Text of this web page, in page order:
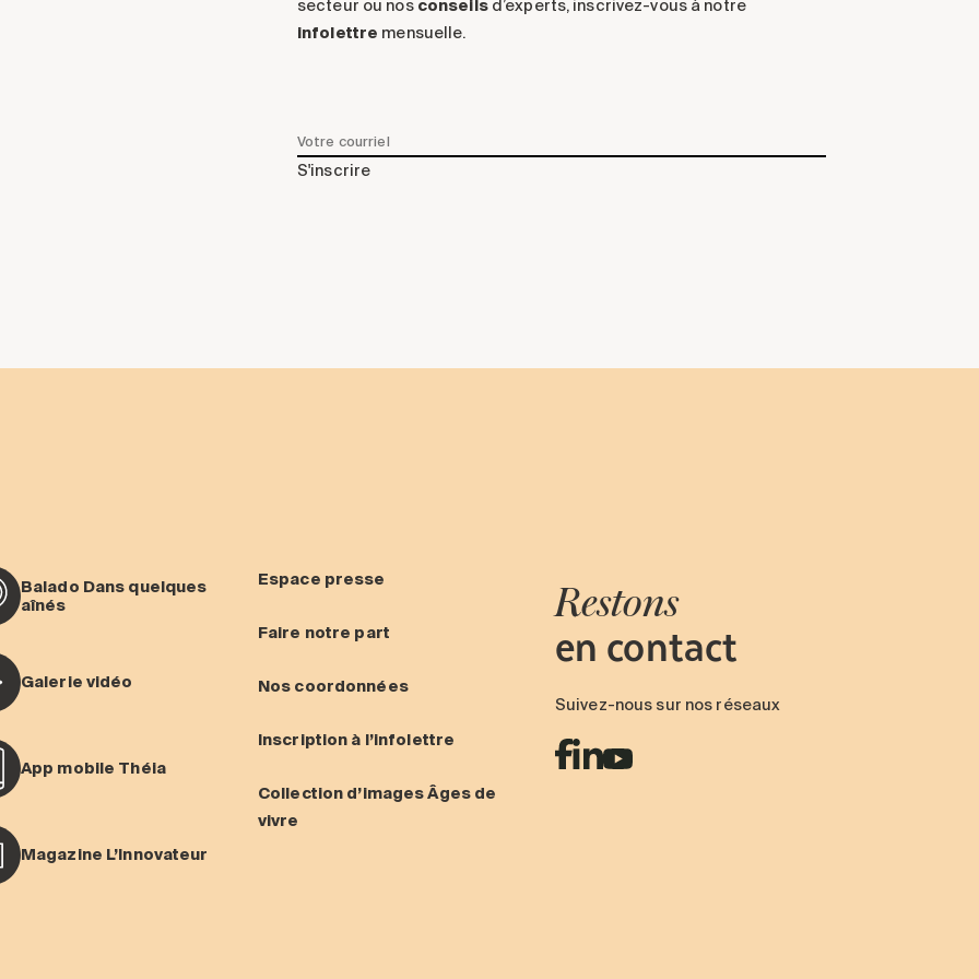
secteur ou nos conseilsd’experts, inscrivez-vous à notre
infolettre mensuelle.
S'inscrire
Balado Dans quelques
aînés
Galerie vidéo
App mobile Théia
Magazine L’Innovateur
Espace presse
Faire notre part
Nos coordonnées
Inscription à l’infolettre
Collection d’images Âges de
vivre
Restons
en contact
Suivez-nous sur nos réseaux